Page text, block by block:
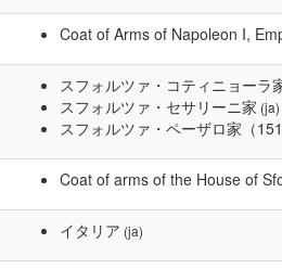
Coat of Arms of Napoleon I,
スフォルツァ・コティニョーラ
スフォルツァ・セサリーニ家 (ja)
スフォルツァ・ペーザロ家（
Coat of arms of the House of
イタリア (ja)